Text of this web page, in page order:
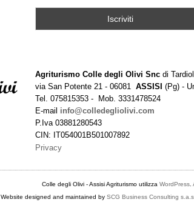
Agriturismo Colle degli Olivi Snc di
via San Potente 21 - 06081 ASSISI (Pg) -
Tel. 075815353 - Mob. 3331478524
E-mail info@colledegliolivi.com
P.Iva 03881280543
CIN: IT054001B501007892
Privacy
Colle degli Olivi - Assisi Agriturismo utilizza WordPress.
Website designed and maintained by SCG Business Consulting s.a.s.